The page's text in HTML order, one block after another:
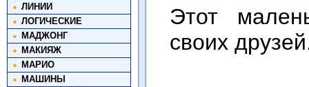
ЛИНИИ
ЛОГИЧЕСКИЕ
МАДЖОНГ
МАКИЯЖ
МАРИО
МАШИНЫ
Этот
своих